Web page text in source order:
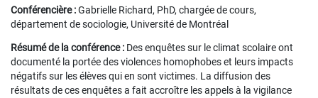
Conférencière :Gabrielle Richard, PhD, chargée de cours,
département de sociologie, Université de Montréal
Résumé de la conférence : Des enquêtes sur le climat scolaire ont
documenté la portée des violences homophobes et leurs impacts
négatifs sur les élèves qui en sont victimes. La diffusion des
résultats de ces enquêtes a fait accroître les appels à la vigilance